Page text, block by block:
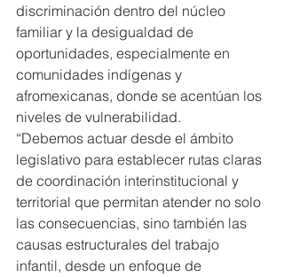
discriminación dentro del núcleo
familiar y la desigualdad de
oportunidades, especialmente en
comunidades indígenas y
afromexicanas, donde se acentúan los
niveles de vulnerabilidad.
“Debemos actuar desde el ámbito
legislativo para establecer rutas claras
de coordinación interinstitucional y
territorial que permitan atender no solo
las consecuencias, sino también las
causas estructurales del trabajo
infantil, desde un enfoque de